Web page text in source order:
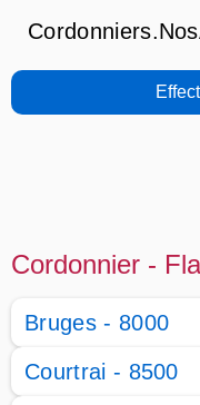
Cordonnier -
Bruges - 8000
Courtrai - 8500